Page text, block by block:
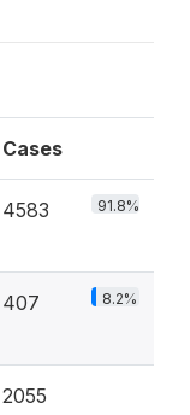
Cases
4583 91.8%
407 8.2%
2055